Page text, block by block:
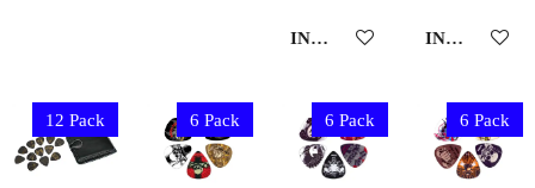
IN WINKELWAGEN
IN
12 Pack 6 Pack 6 Pack 6 Pack